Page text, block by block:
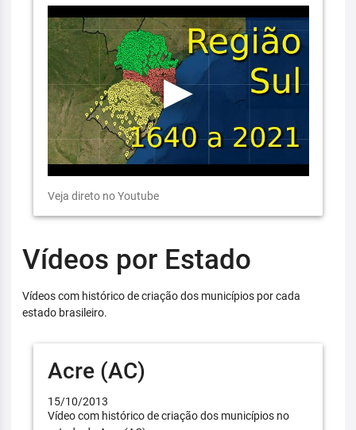
Veja direto no Youtube
Vídeos por Estado
Vídeos com histórico de criação dos municípios por cada
estado brasileiro.
Acre (AC)
15/10/2013
Vídeo com histórico de criação dos municípios no